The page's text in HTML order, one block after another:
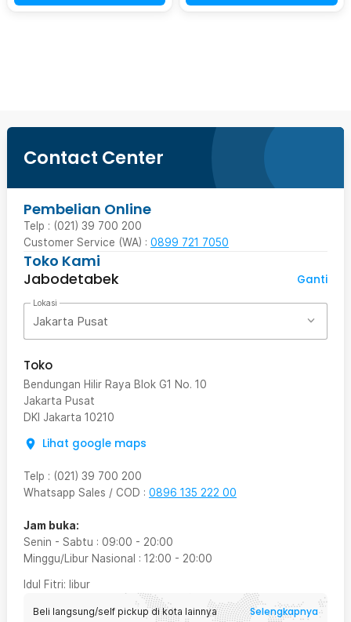
Contact Center
Pembelian Online
Telp : (021) 39 700 200
Customer Service (WA) : 0899 721 7050
Toko Kami
Jabodetabek
Ganti
Lokasi
Jakarta Pusat
Toko
Bendungan Hilir Raya Blok G1 No. 10
Jakarta Pusat
DKI Jakarta 10210
Lihat google maps
Telp : (021) 39 700 200
Whatsapp Sales / COD : 0896 135 222 00
Jam buka:
Senin - Sabtu : 09:00 - 20:00
Minggu/Libur Nasional : 12:00 - 20:00
Idul Fitri: libur
Beli langsung/self pickup di kota lainnya Selengkapnya